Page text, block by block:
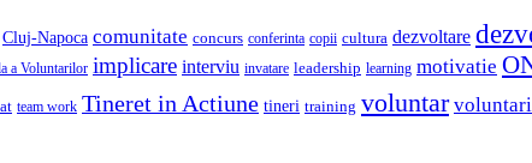
Cluj-Napoca comunitate concurs conferinta copii cultura dezvoltare
a Voluntarilor implicare interviu invatare leadership learning motivatie
team work Tineret in Actiune tineri training voluntar voluntari